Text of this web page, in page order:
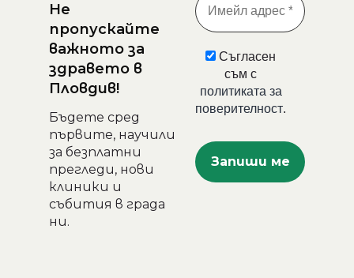
Не
пропускайте
важното за
здравето в
Пловдив!
Бъдете сред
първите, научили
за безплатни
прегледи, нови
клиники и
събития в града
ни.
Съгласен
съм с
политиката за
поверителност.